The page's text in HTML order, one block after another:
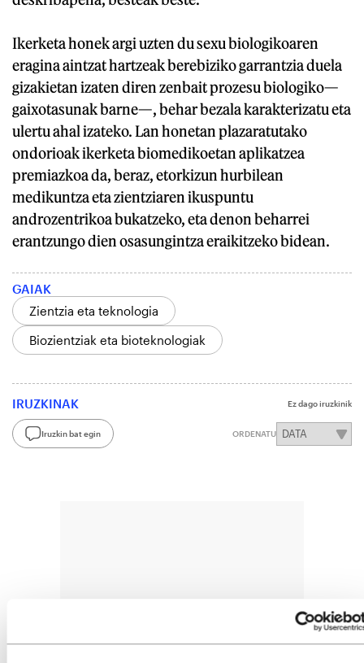
Ikerketa honek argi uzten du sexu biologikoaren
eragina aintzat hartzeak berebiziko garrantzia duela
gizakietan izaten diren zenbait prozesu biologiko—
gaixotasunak barne—, behar bezala karakterizatu eta
ulertu ahal izateko. Lan honetan plazaratutako
ondorioak ikerketa biomedikoetan aplikatzea
premiazkoa da, beraz, etorkizun hurbilean
medikuntza eta zientziaren ikuspuntu
androzentrikoa bukatzeko, eta denon beharrei
erantzungo dien osasungintza eraikitzeko bidean.
GAIAK
Zientzia eta teknologia
Biozientziak eta bioteknologiak
IRUZKINAK Ez dago iruzkinik
Iruzkin bat egin ORDENATU